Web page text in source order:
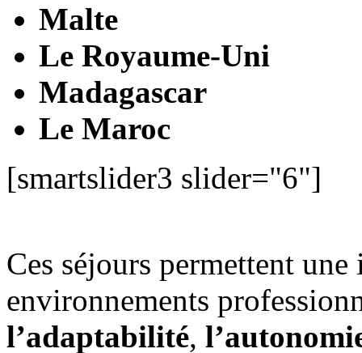
Malte
Le Royaume-Uni
Madagascar
Le Maroc
[smartslider3 slider="6"]
Ces séjours permettent
environnements
l’adaptabilité,